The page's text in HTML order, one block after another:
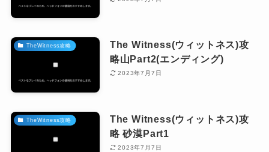
TheWitness攻略
The Witness(ウィットネス)攻
略山Part2(エンディング)
2023年7月7日
TheWitness攻略
The Witness(ウィットネス)攻
略 砂漠Part1
2023年7月7日